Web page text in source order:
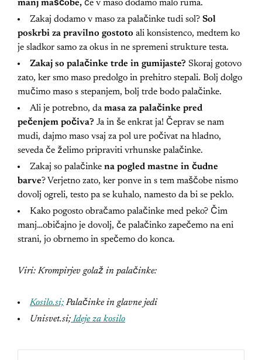
manj maščobe, če v maso dodamo malo ruma.
Zakaj dodamo v maso za palačinke tudi sol? Sol
poskrbi za pravilno gostoto ali konsistenco, medtem ko
je sladkor samo za okus in ne spremeni strukture testa.
Zakaj so palačinke trde in gumijaste? Skoraj gotovo
zato, ker smo maso predolgo in prehitro stepali. Bolj dolgo
mučimo maso s stepanjem, bolj trde bodo palačinke.
Ali je potrebno, damasa za palačinke pred
pečenjem počiva? Ja in še enkrat ja! Čeprav se nam
mudi, dajmo maso vsaj za pol ure počivat na hladno,
seveda če želimo pripraviti vrhunske palačinke.
Zakaj so palačinke na pogled mastne in čudne
barve? Verjetno zato, ker ponve in s tem maščobe nismo
dovolj ogreli, testo pa se kuhalo, namesto da bi se peklo.
Kako pogosto obračamo palačinke med peko? Čim
manj…običajno je dovolj, če palačinko zapečemo na eni
strani, jo obrnemo in spečemo do konca.
Viri: Krompirjev golaž in palačinke:
Kosilo.si; Palačinke in glavne jedi
Unisvet.si; Ideje za kosilo